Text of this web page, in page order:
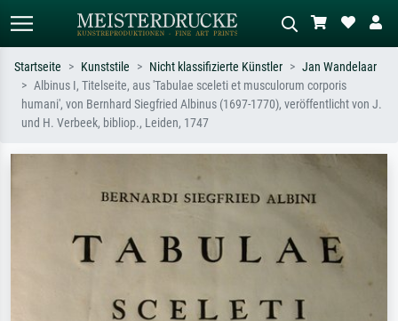
Standardsuche KI-Bildersuche
Suchen Sie nach Künstlern, Werktiteln
Startseite Kunststile Nicht klassifizierte Künstler
Jan Wandelaar
Albinus I, Titelseite, aus 'Tabulae sceleti et musculorum corporis
humani', von Bernhard Siegfried Albinus (1697-1770), veröffentlicht von J.
und H. Verbeek, bibliop., Leiden, 1747